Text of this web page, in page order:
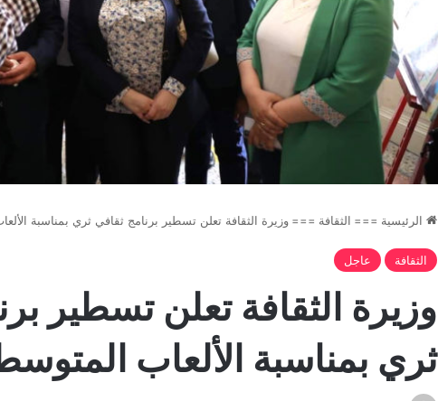
الرئيسية === الثقافة === وزيرة الثقافة تعلن تسطير برنامج ثقافي ثري بمناسبة
الثقافة عاجل
وزيرة الثقافة تعلن تسطير
ثري بمناسبة الألعاب
خدمة
المواطن